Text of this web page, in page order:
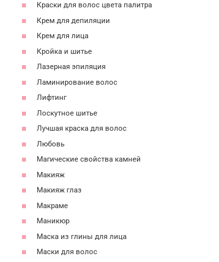
Краски для волос цвета палитра
Крем для депиляции
Крем для лица
Кройка и шитье
Лазерная эпиляция
Ламинирование волос
Лифтинг
Лоскутное шитье
Лучшая краска для волос
Любовь
Магические свойства камней
Макияж
Макияж глаз
Макраме
Маникюр
Маска из глины для лица
Маски для волос